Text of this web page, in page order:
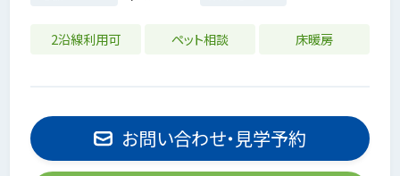
2沿線利用可 ペット相談 床暖房
お問い合わせ・見学予約